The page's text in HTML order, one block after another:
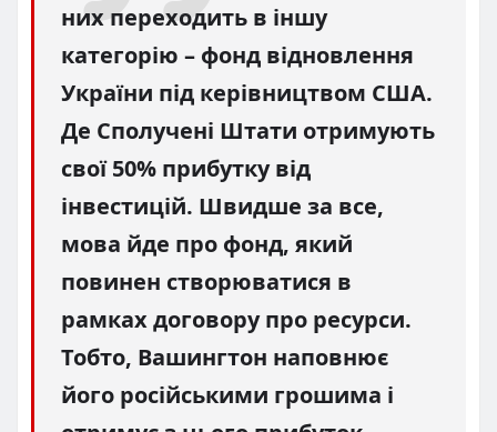
них переходить в іншу
категорію – фонд відновлення
України під керівництвом США.
Де Сполучені Штати отримують
свої 50% прибутку від
інвестицій. Швидше за все,
мова йде про фонд, який
повинен створюватися в
рамках договору про ресурси.
Тобто, Вашингтон наповнює
його російськими грошима і